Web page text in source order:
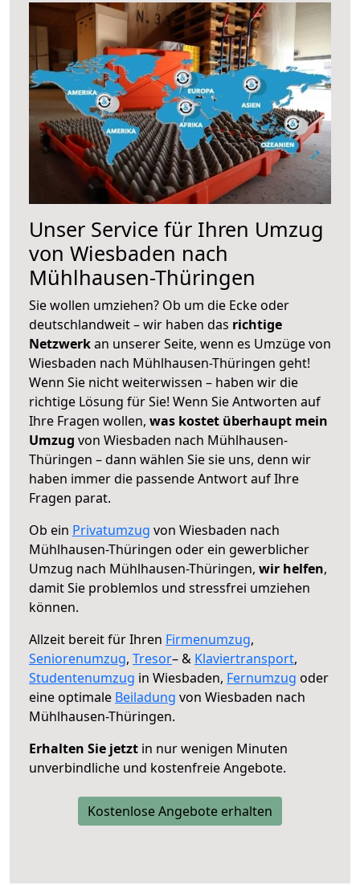
Unser Service für Ihren Umzug
von Wiesbaden nach
Mühlhausen-Thüringen
Sie wollen umziehen? Ob um die Ecke oder
deutschlandweit – wir haben das richtige
Netzwerkan unserer Seite, wenn es Umzüge von
Wiesbaden nach Mühlhausen-Thüringen geht!
Wenn Sie nicht weiterwissen – haben wir die
richtige Lösung für Sie! Wenn Sie Antworten auf
Ihre Fragen wollen, was kostet überhaupt mein
Umzug von Wiesbaden nach Mühlhausen-
Thüringen – dann wählen Sie sie uns, denn wir
haben immer die passende Antwort auf Ihre
Fragen parat.
Ob ein Privatumzug von Wiesbaden nach
Mühlhausen-Thüringen oder ein gewerblicher
Umzug nach Mühlhausen-Thüringen, wir helfen,
damit Sie problemlos und stressfrei umziehen
können.
Allzeit bereit für Ihren Firmenumzug,
Seniorenumzug, Tresor– & Klaviertransport,
Studentenumzug in Wiesbaden, Fernumzug oder
eine optimale Beiladung von Wiesbaden nach
Mühlhausen-Thüringen.
Erhalten Sie jetzt in nur wenigen Minuten
unverbindliche und kostenfreie Angebote.
Kostenlose Angebote erhalten